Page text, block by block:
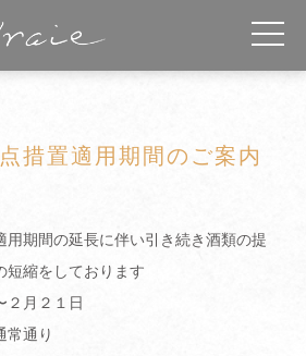
措置適用期間のご案内
用期間の延長に伴い引き続き酒類の提
短縮をしております
月２１日
常通り